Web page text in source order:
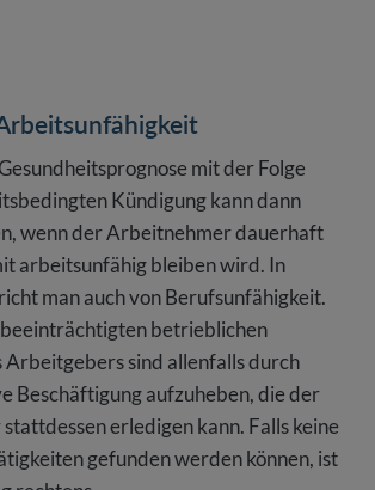
mit der Folge
Kündigung kann dann
wenn der Arbeitnehmer dauerhaft
arbeitsunfähig bleiben wird. In
man auch von Berufsunfähigkeit.
betrieblichen
Arbeitgebers sind allenfalls durch
Beschäftigung aufzuheben, die der
erledigen kann. Falls keine
gefunden werden können, ist